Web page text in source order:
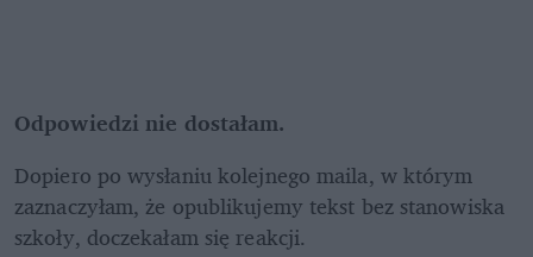
Odpowiedzi nie dostałam.
Dopiero po wysłaniu kolejnego maila, w którym
zaznaczyłam, że opublikujemy tekst bez stanowiska
szkoły, doczekałam się reakcji.